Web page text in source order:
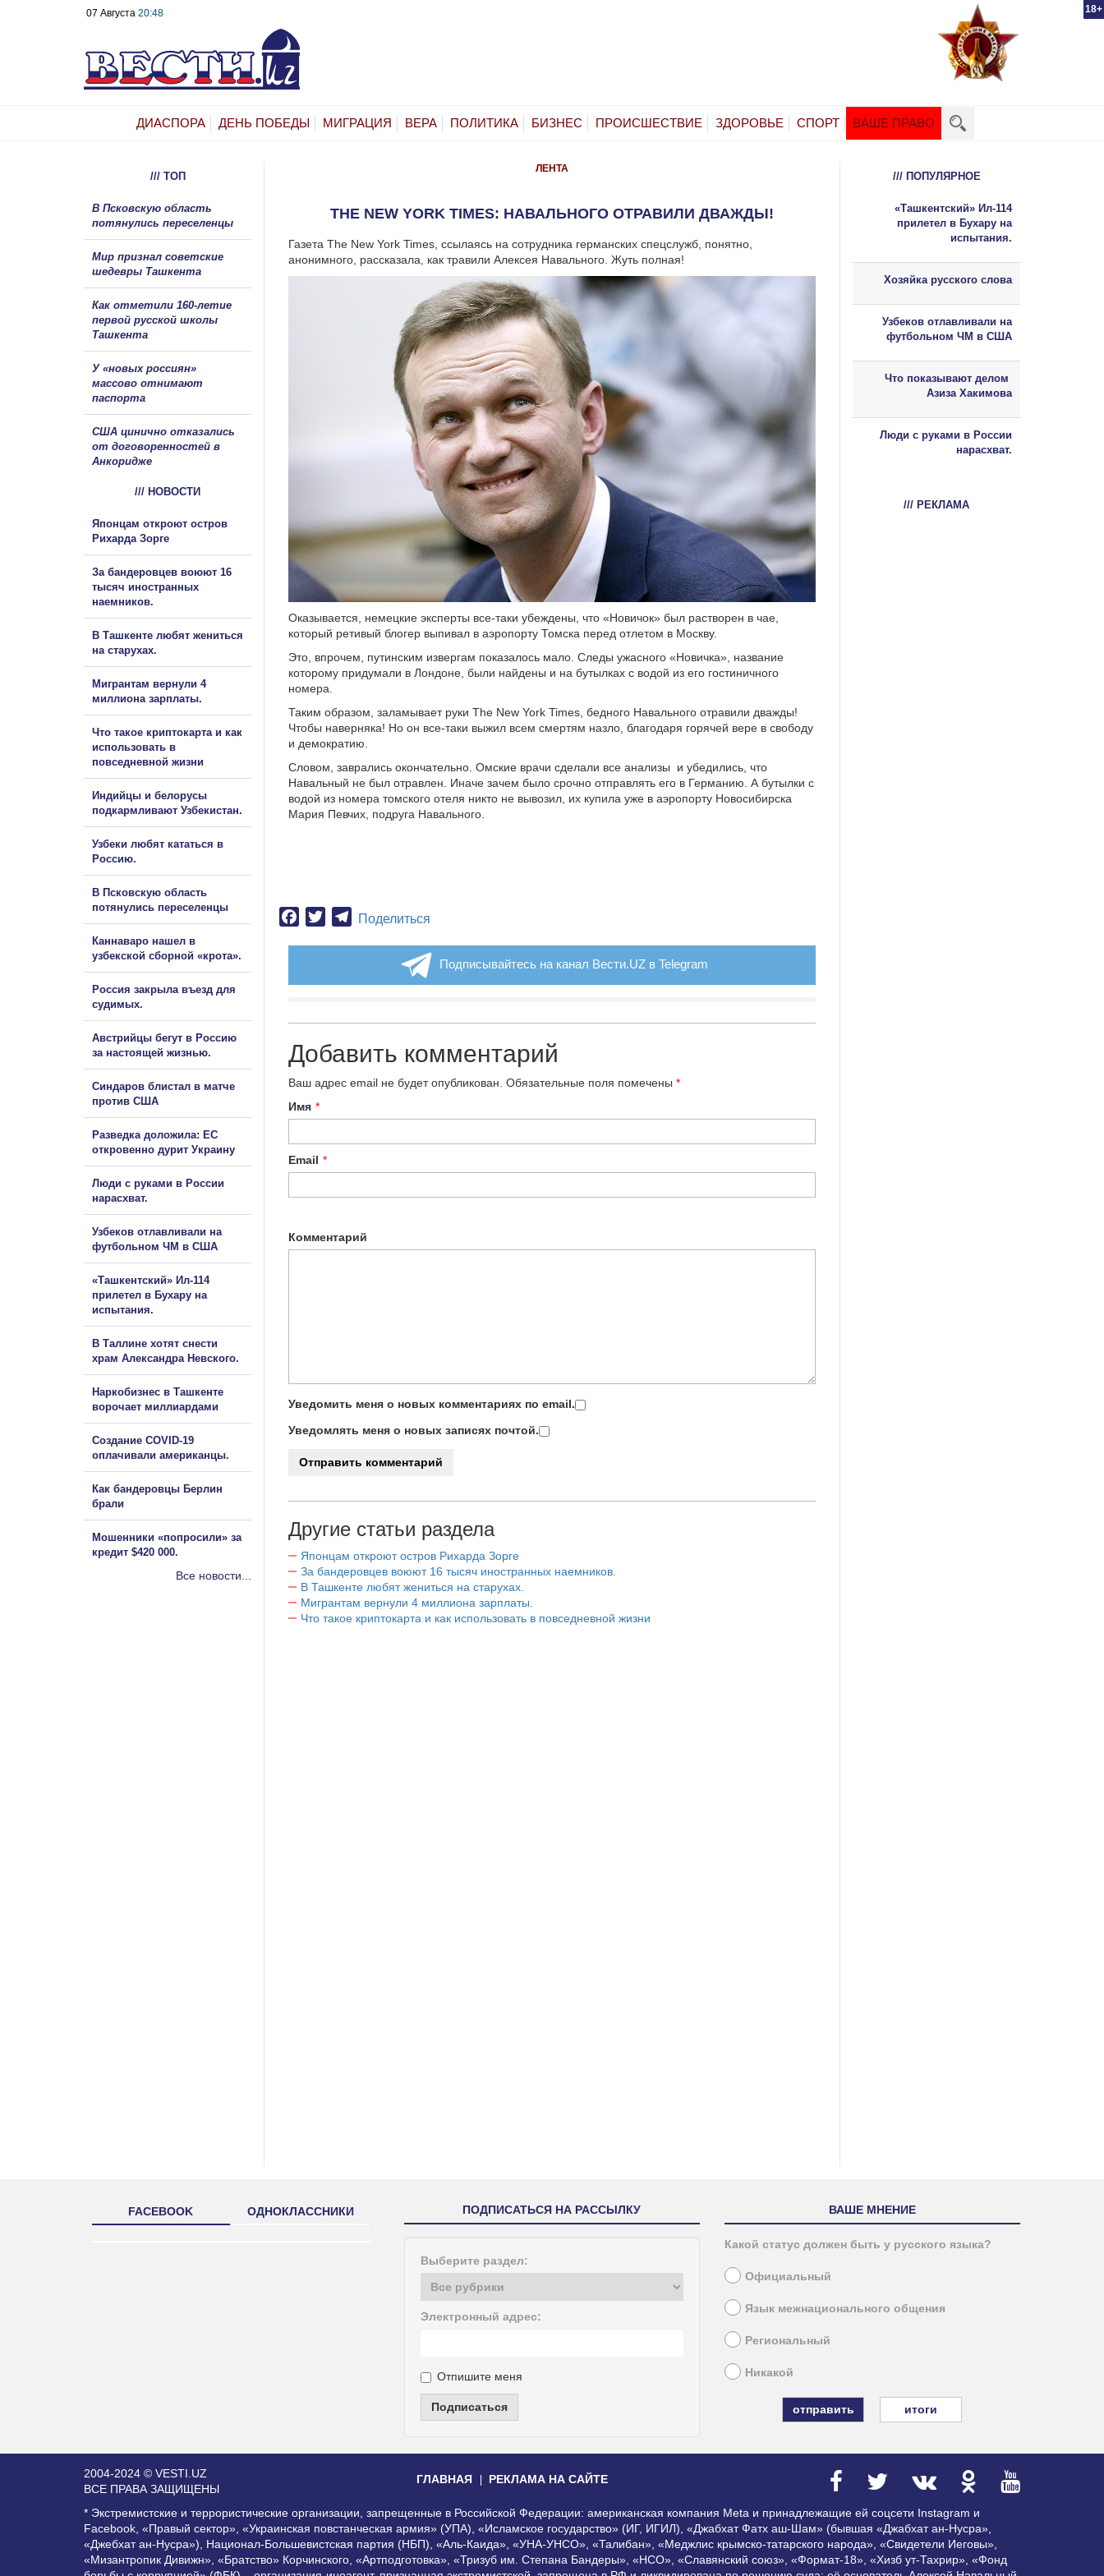
18+
07 Августа 20:48
ДИАСПОРА ДЕНЬ ПОБЕДЫ МИГРАЦИЯ ВЕРА ПОЛИТИКА БИЗНЕС ПРОИСШЕСТВИЕ ЗДОРОВЬЕ СПОРТ ВАШЕ ПРАВО
ЛЕНТА
THE NEW YORK TIMES: НАВАЛЬНОГО ОТРАВИЛИ ДВАЖДЫ!
Газета The New York Times, ссылаясь на сотрудника германских спецслужб, понятно,
анонимного, рассказала, как травили Алексея Навального. Жуть полная!
Оказывается, немецкие эксперты все-таки убеждены, что «Новичок» был растворен в чае,
который ретивый блогер выпивал в аэропорту Томска перед отлетом в Москву.
Это, впрочем, путинским извергам показалось мало. Следы ужасного «Новичка», название
которому придумали в Лондоне, были найдены и на бутылках с водой из его гостиничного
номера.
Таким образом, заламывает руки The New York Times, бедного Навального отравили дважды!
Чтобы наверняка! Но он все-таки выжил всем смертям назло, благодаря горячей вере в свободу
и демократию.
Словом, заврались окончательно. Омские врачи сделали все анализы и убедились, что
Навальный не был отравлен. Иначе зачем было срочно отправлять его в Германию. А бутылки с
водой из номера томского отеля никто не вывозил, их купила уже в аэропорту Новосибирска
Мария Певчих, подруга Навального.
Facebook
TwitterTelegram
Поделиться
Подписывайтесь на канал Вести.UZ в Telegram
Добавить комментарий
Ваш адрес email не будет опубликован. Обязательные поля помечены *
Имя *
Email *
Комментарий
Уведомить меня о новых комментариях по email.
Уведомлять меня о новых записях почтой.
Другие статьи раздела
Японцам откроют остров Рихарда Зорге
За бандеровцев воюют 16 тысяч иностранных наемников.
В Ташкенте любят жениться на старухах.
Мигрантам вернули 4 миллиона зарплаты.
Что такое криптокарта и как использовать в повседневной жизни
/// ТОП
В Псковскую область
потянулись переселенцы
Мир признал советские
шедевры Ташкента
Как отметили 160-летие
первой русской школы
Ташкента
У «новых россиян»
массово отнимают
паспорта
США цинично отказались
от договоренностей в
Анкоридже
/// НОВОСТИ
Японцам откроют остров
Рихарда Зорге
За бандеровцев воюют 16
тысяч иностранных
наемников.
В Ташкенте любят жениться
на старухах.
Мигрантам вернули 4
миллиона зарплаты.
Что такое криптокарта и как
использовать в
повседневной жизни
Индийцы и белорусы
подкармливают Узбекистан.
Узбеки любят кататься в
Россию.
В Псковскую область
потянулись переселенцы
Каннаваро нашел в
узбекской сборной «крота».
Россия закрыла въезд для
судимых.
Австрийцы бегут в Россию
за настоящей жизнью.
Синдаров блистал в матче
против США
Разведка доложила: ЕС
откровенно дурит Украину
Люди с руками в России
нарасхват.
Узбеков отлавливали на
футбольном ЧМ в США
«Ташкентский» Ил-114
прилетел в Бухару на
испытания.
В Таллине хотят снести
храм Александра Невского.
Наркобизнес в Ташкенте
ворочает миллиардами
Создание COVID-19
оплачивали американцы.
Как бандеровцы Берлин
брали
Мошенники «попросили» за
кредит $420 000.
Все новости...
/// ПОПУЛЯРНОЕ
«Ташкентский» Ил-114
прилетел в Бухару на
испытания.
Хозяйка русского слова
Узбеков отлавливали на
футбольном ЧМ в США
Что показывают делом
Азиза Хакимова
Люди с руками в России
нарасхват.
/// РЕКЛАМА
FACEBOOK ОДНОКЛАССНИКИ ПОДПИСАТЬСЯ НА РАССЫЛКУ
Выберите раздел:
Электронный адрес:
Отпишите меня
Подписаться
ВАШЕ МНЕНИЕ
Какой статус должен быть у русского языка?
Официальный
Язык межнационального общения
Региональный
Никакой
итоги
2004-2024 © VESTI.UZ
ВСЕ ПРАВА ЗАЩИЩЕНЫ
ГЛАВНАЯ РЕКЛАМА НА САЙТЕ
* Экстремистские и террористические организации, запрещенные в Российской Федерации: американская компания Meta и принадлежащие ей соцсети Instagram и
Facebook, «Правый сектор», «Украинская повстанческая армия» (УПА), «Исламское государство» (ИГ, ИГИЛ), «Джабхат Фатх аш-Шам» (бывшая «Джабхат ан-Нусра»,
«Джебхат ан-Нусра»), Национал-Большевистская партия (НБП), «Аль-Каида», «УНА-УНСО», «Талибан», «Меджлис крымско-татарского народа», «Свидетели Иеговы»,
«Мизантропик Дивижн», «Братство» Корчинского, «Артподготовка», «Тризуб им. Степана Бандеры», «НСО», «Славянский союз», «Формат-18», «Хизб ут-Тахрир», «Фонд